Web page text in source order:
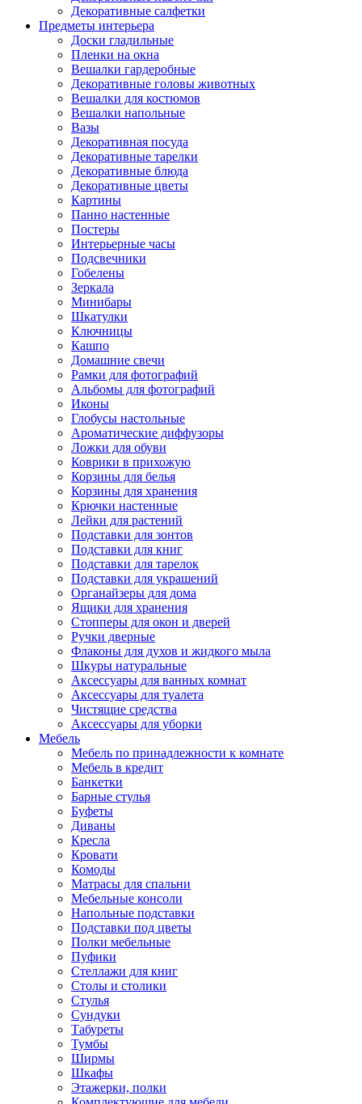
Декоративные салфетки
Предметы интерьера
Доски гладильные
Пленки на окна
Вешалки гардеробные
Декоративные головы животных
Вешалки для костюмов
Вешалки напольные
Вазы
Декоративная посуда
Декоративные тарелки
Декоративные блюда
Декоративные цветы
Картины
Панно настенные
Постеры
Интерьерные часы
Подсвечники
Гобелены
Зеркала
Минибары
Шкатулки
Ключницы
Кашпо
Домашние свечи
Рамки для фотографий
Альбомы для фотографий
Иконы
Глобусы настольные
Ароматические диффузоры
Ложки для обуви
Коврики в прихожую
Корзины для белья
Корзины для хранения
Крючки настенные
Лейки для растений
Подставки для зонтов
Подставки для книг
Подставки для тарелок
Подставки для украшений
Органайзеры для дома
Ящики для хранения
Стопперы для окон и дверей
Ручки дверные
Флаконы для духов и жидкого мыла
Шкуры натуральные
Аксессуары для ванных комнат
Аксессуары для туалета
Чистящие средства
Аксессуары для уборки
Мебель
Мебель по принадлежности к комнате
Мебель в кредит
Банкетки
Барные стулья
Буфеты
Диваны
Кресла
Кровати
Комоды
Матрасы для спальни
Мебельные консоли
Напольные подставки
Подставки под цветы
Полки мебельные
Пуфики
Стеллажи для книг
Столы и столики
Стулья
Сундуки
Табуреты
Тумбы
Ширмы
Шкафы
Этажерки, полки